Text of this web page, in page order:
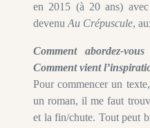
en 2015 (à 20 ans)
devenu Au Crépuscule,
Comment abordez-
Comment vient
Pour commencer un
un roman, il me faut
et la fin/chute. Tout peut